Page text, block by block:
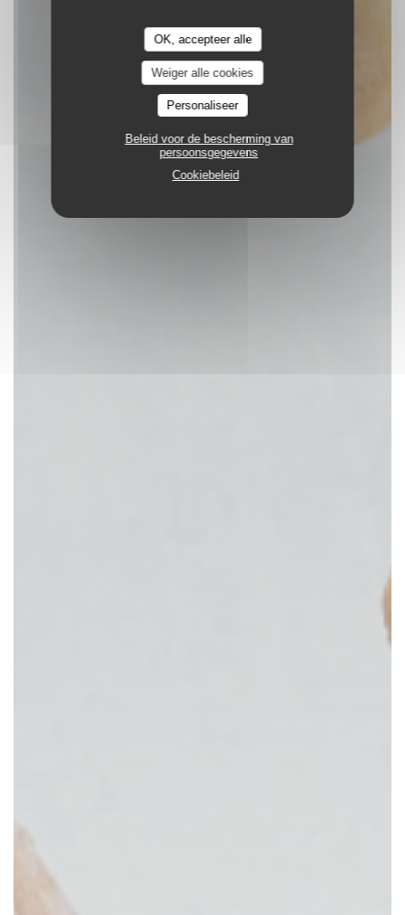
OK, accepteer alle
Weiger alle cookies
Personaliseer
Beleid voor de bescherming van
persoonsgegevens
Cookiebeleid